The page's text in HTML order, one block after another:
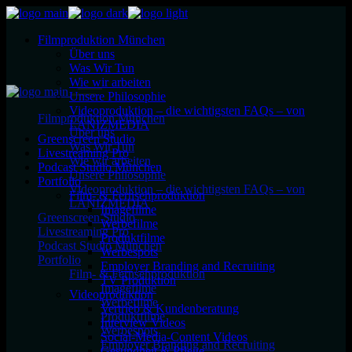
Filmproduktion München
Über uns
Was Wir Tun
Wie wir arbeiten
Unsere Philosophie
Videoproduktion – die wichtigsten FAQs – von
LANIZMEDIA
Greenscreen Studio
Livestreaming Pro
Podcast Studio München
Portfolio
Film- & Fernsehproduktion
Imagefilme
Werbefilme
Produktfilme
Werbespots
Employer Branding and Recruiting
TV Produktion
Videoproduktion
Vertrieb & Kundenberatung
Interview Videos
Social-Media-Content Videos
Filmproduktion München
Über uns
Was Wir Tun
Wie wir arbeiten
Unsere Philosophie
Videoproduktion – die wichtigsten FAQs – von
LANIZMEDIA
Greenscreen Studio
Livestreaming Pro
Podcast Studio München
Portfolio
Film- & Fernsehproduktion
Imagefilme
Werbefilme
Produktfilme
Werbespots
Employer Branding and Recruiting